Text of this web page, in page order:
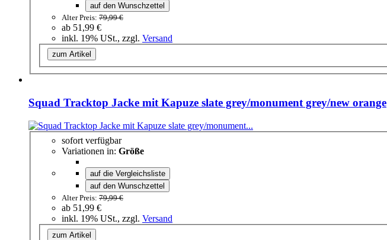
auf den Wunschzettel
Alter Preis: 79,99 €
ab 51,99 €
inkl. 19% USt., zzgl. Versand
zum Artikel
Squad Tracktop Jacke mit Kapuze slate grey/monument grey/new orange
sofort verfügbar
Variationen in: Größe
auf die Vergleichsliste
auf den Wunschzettel
Alter Preis: 79,99 €
ab 51,99 €
inkl. 19% USt., zzgl. Versand
zum Artikel